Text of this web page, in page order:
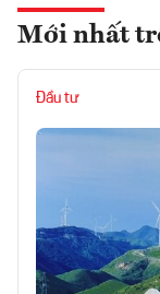
Mới nhất
Đầu tư